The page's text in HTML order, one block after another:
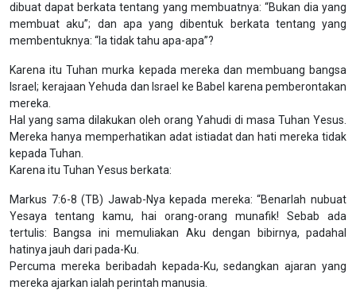
dibuat dapat berkata tentang yang membuatnya: “Bukan dia yang
membuat aku”; dan apa yang dibentuk berkata tentang yang
membentuknya: “Ia tidak tahu apa-apa”?
Karena itu Tuhan murka kepada mereka dan membuang bangsa
Israel; kerajaan Yehuda dan Israel ke Babel karena pemberontakan
mereka.
Hal yang sama dilakukan oleh orang Yahudi di masa Tuhan Yesus.
Mereka hanya memperhatikan adat istiadat dan hati mereka tidak
kepada Tuhan.
Karena itu Tuhan Yesus berkata:
Markus 7:6-8 (TB) Jawab-Nya kepada mereka: “Benarlah nubuat
Yesaya tentang kamu, hai orang-orang munafik! Sebab ada
tertulis: Bangsa ini memuliakan Aku dengan bibirnya, padahal
hatinya jauh dari pada-Ku.
Percuma mereka beribadah kepada-Ku, sedangkan ajaran yang
mereka ajarkan ialah perintah manusia.